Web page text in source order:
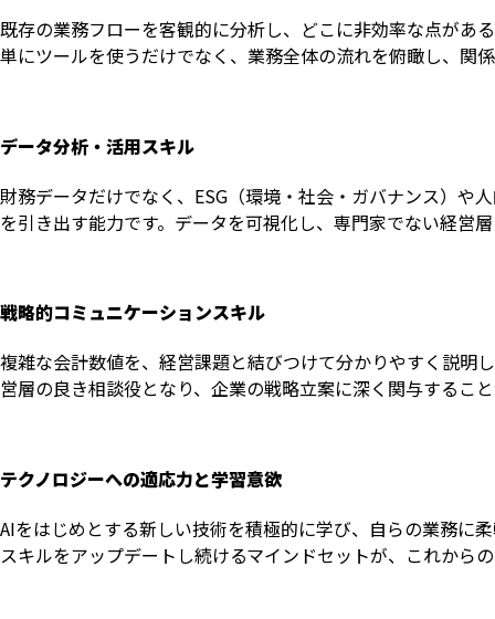
既存の業務フローを客観的に分析し、どこに非効率な点があ
単にツールを使うだけでなく、業務全体の流れを俯瞰し、関
データ分析・活用スキル
財務データだけでなく、ESG（環境・社会・ガバナンス）や
を引き出す能力です。データを可視化し、専門家でない経営
戦略的コミュニケーションスキル
複雑な会計数値を、経営課題と結びつけて分かりやすく説明
営層の良き相談役となり、企業の戦略立案に深く関与するこ
テクノロジーへの適応力と学習意欲
AIをはじめとする新しい技術を積極的に学び、自らの業務に
スキルをアップデートし続けるマインドセットが、これから